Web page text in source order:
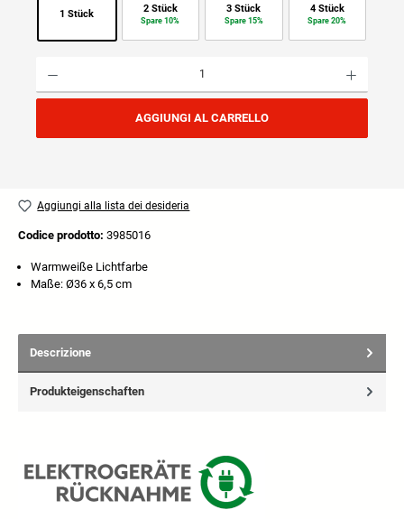
1 Stück 2 Stück
Spare 10%
3 Stück
Spare 15%
4 Stück
Spare 20%
AGGIUNGI AL CARRELLO
Aggiungi alla lista dei desideria
Codice prodotto: 3985016
Warmweiße Lichtfarbe
Maße: Ø36 x 6,5 cm
Descrizione
Produkteigenschaften